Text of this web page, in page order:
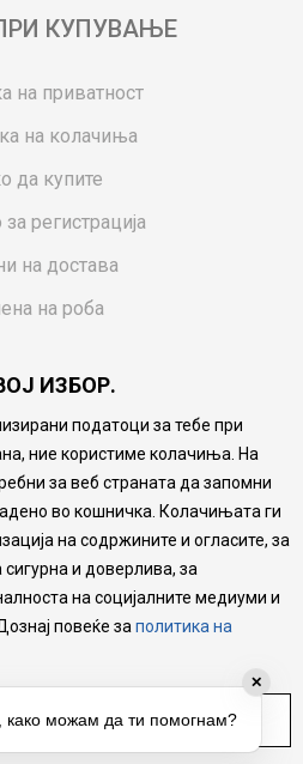
КУПУВАЊЕ
на приватност
на колачиња
да купите
за регистрација
на достава
на роба
Finder
FAQs
што попрецизни во описот на
на слики и цени, но не
дека сите информации се
Сите производи се дел од
подразбира дека мора да се
секој момент.
ИЗБОР.
податоци за тебе при
ние користиме колачиња. На
за веб страната да запомни
во кошничка. Колачињата ги
на содржините и огласите, за
и доверлива, за
на социјалните медиуми и
повеќе за политика на
ПОСТАВУВАЊА
✕
како можам да ти помогнам?